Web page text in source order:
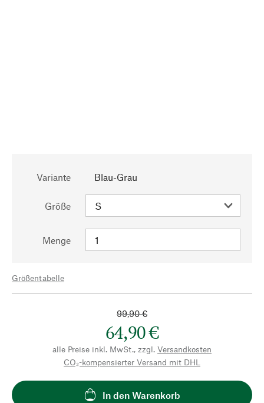
Variante Blau-Grau
Größe
Menge
Größentabelle
99,90 €
64,90 €
alle Preise inkl. MwSt., zzgl. Versandkosten
CO₂-kompensierter Versand mit DHL
In den Warenkorb